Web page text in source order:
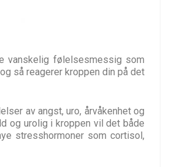
vanskelig følelsesmessig som
så reagerer kroppen din på det
av angst, uro, årvåkenhet og
og urolig i kroppen vil det både
stresshormoner som cortisol,